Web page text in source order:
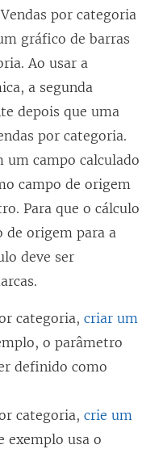
por categoria
gráfico de barras
Ao usar a
a segunda
depois que uma
por categoria.
um campo calculado
campo de origem
Para que o cálculo
de origem para a
deve ser
categoria, criar um
o parâmetro
definido como
categoria, crie um
exemplo usa o